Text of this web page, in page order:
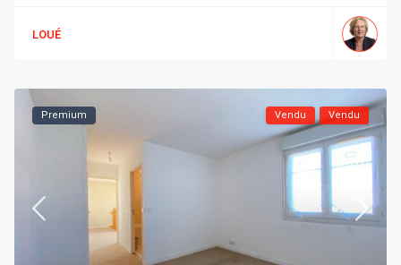
LOUÉ
Premium Vendu Vendu